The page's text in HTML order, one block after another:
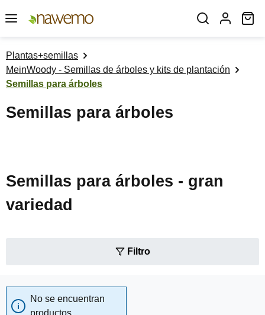
Saltar al contenido principal
Plantas+semillas
MeinWoody - Semillas de árboles y kits de plantación
Semillas para árboles
Semillas para árboles
Semillas para árboles - gran
variedad
Filtro
No se encuentran
productos.